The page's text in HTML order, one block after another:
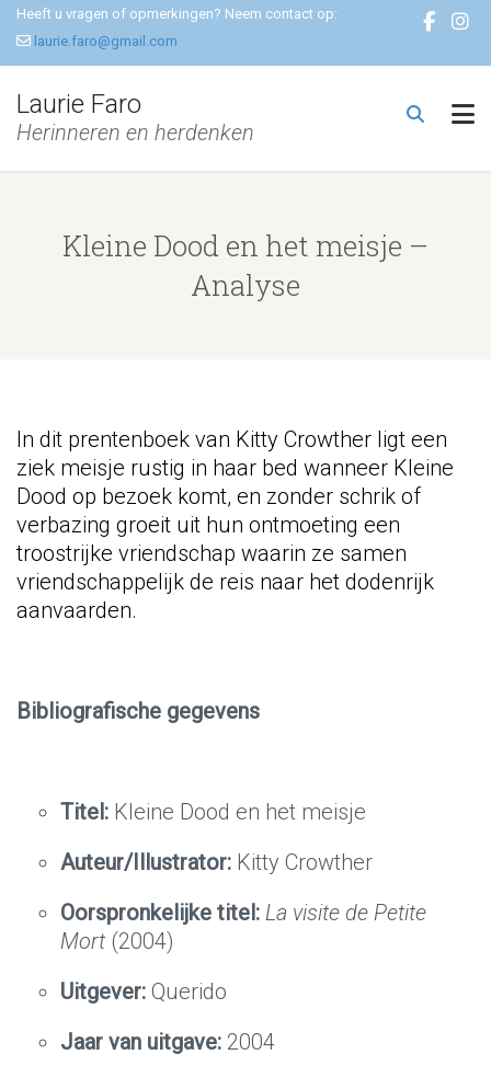
Heeft u vragen of opmerkingen? Neem contact op:
laurie.faro@gmail.com
Laurie Faro
Herinneren en herdenken
Kleine Dood en het meisje –
Analyse
In dit prentenboek van Kitty Crowther ligt een
ziek meisje rustig in haar bed wanneer Kleine
Dood op bezoek komt, en zonder schrik of
verbazing groeit uit hun ontmoeting een
troostrijke vriendschap waarin ze samen
vriendschappelijk de reis naar het dodenrijk
aanvaarden.
Bibliografische gegevens
Titel: Kleine Dood en het meisje
Auteur/Illustrator: Kitty Crowther
Oorspronkelijke titel: La visite de Petite
Mort (2004)
Uitgever: Querido
Jaar van uitgave: 2004